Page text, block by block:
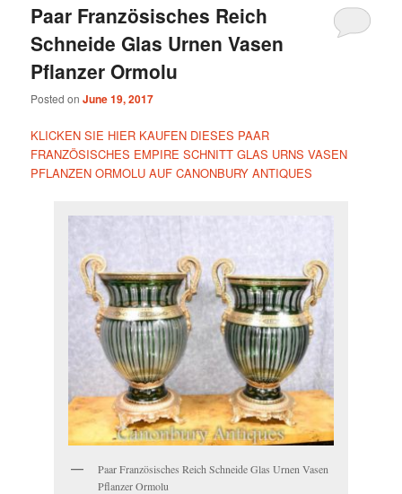
Paar Französisches Reich
Schneide Glas Urnen Vasen
Pflanzer Ormolu
Posted onJune 19, 2017
KLICKEN SIE HIER KAUFEN DIESES PAAR
FRANZÖSISCHES EMPIRE SCHNITT GLAS URNS VASEN
PFLANZEN ORMOLU AUF CANONBURY ANTIQUES
Paar Französisches Reich Schneide Glas Urnen Vasen
Pflanzer Ormolu